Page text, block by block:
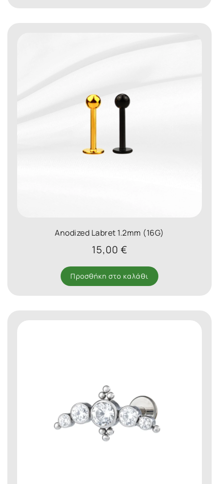
Anodized Labret 1.2mm (16G)
15,00 €
Προσθήκη στο καλάθι